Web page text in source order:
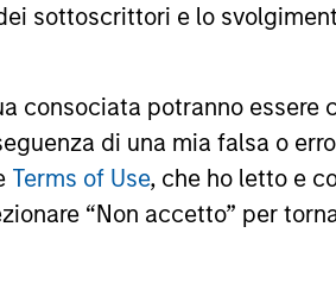
sottoscrittori e lo
consociata potranno essere
di una mia falsa o
Terms of Use, che ho letto e
“Non accetto” per
le commissioni e gli oneri relativi
(“MSIM Ltd”).
al netto delle commissioni. I dati di
investire si consiglia di valutare
variazione molto più elevata, sia